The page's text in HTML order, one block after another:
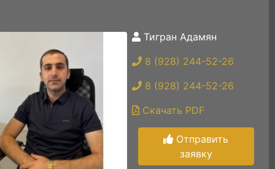
3ae63f44-151f-4406-bcd2-95effaf28cbf
Тигран Адамян
8 (928) 244-52-26
8 (928) 244-52-26
Скачать PDF
Отправить
заявку